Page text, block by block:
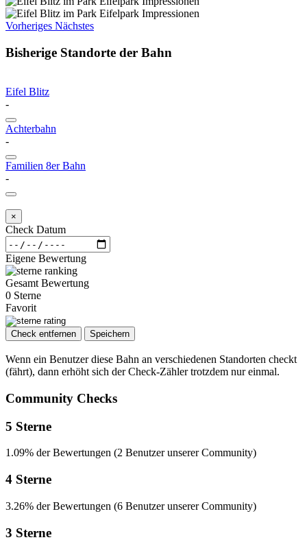
Vorheriges Nächstes
Bisherige Standorte der Bahn
Eifel Blitz
-
Achterbahn
-
Familien 8er Bahn
-
×
Check Datum
Eigene Bewertung
Gesamt Bewertung
0 Sterne
Favorit
Check entfernen Speichern
Wenn ein Benutzer diese Bahn an verschiedenen Standorten checkt
(fährt), dann erhöht sich der Check-Zähler trotzdem nur einmal.
Community Checks
5 Sterne
1.09% der Bewertungen (2 Benutzer unserer Community)
4 Sterne
3.26% der Bewertungen (6 Benutzer unserer Community)
3 Sterne